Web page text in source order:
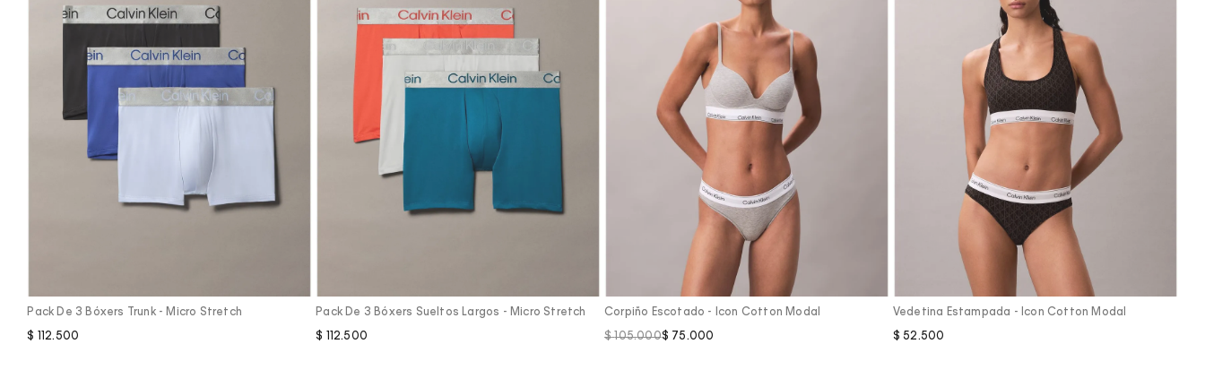
Pack De 3 Bóxers Trunk - Micro Stretch
$ 112. 500
Pack De 3 Bóxers Sueltos Largos - Micro Stretch
$ 112.500
Vista Rápida
Corpiño Escotado - Icon Cotton Modal
$ 105.000$ 75.000
Vista Rápida
Vedetina Estampada - Icon Cotton Modal
$ 52.500